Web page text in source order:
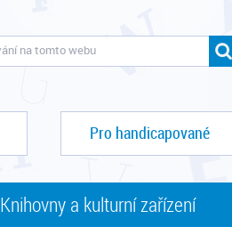
Pro handicapované
Knihovny a kulturní zařízení